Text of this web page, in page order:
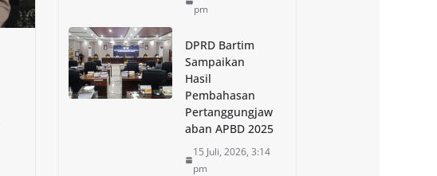
pm
DPRD Bartim
Sampaikan
Hasil
Pembahasan
Pertanggungjaw
aban APBD 2025
15 Juli, 2026, 3:14
pm